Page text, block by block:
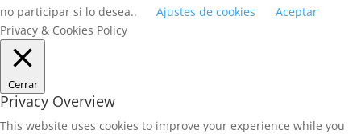
no participar si lo desea..
Ajustes de cookies
Aceptar
Privacy & Cookies Policy
Cerrar
Privacy Overview
This website uses cookies to improve your experience while you